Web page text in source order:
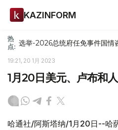
KAZINFORM
热
点: 选举-2026总统府任免事件国情
19:21, 20 1月 2023
1月20日美元、卢布和
哈通社/阿斯塔纳/1月20日--哈